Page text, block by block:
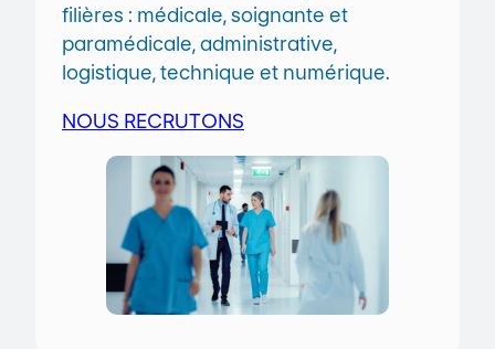
filières : médicale, soignante et
paramédicale, administrative,
logistique, technique et numérique.
NOUS RECRUTONS